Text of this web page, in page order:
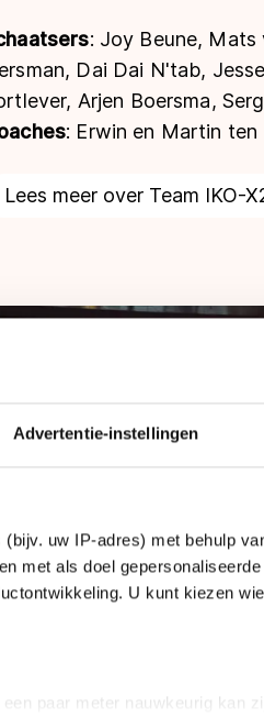
Advertentie-instellingen
uw IP-adres) met behulp
met als doel
U kunt kiezen
paar meter nauwkeurig kan
: Joy Beune, Mats
Dai Dai N'tab,
Arjen Boersma,
: Erwin en Martin
Lees meer over Team IKO-